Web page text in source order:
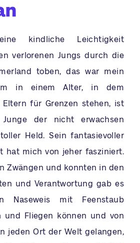
kindliche Leichtigkeit
verlorenen Jungs durch die
toben, das war mein
in einem Alter, in dem
Eltern für Grenzen stehen, ist
der nicht erwachsen
Held. Sein fantasievoller
hat mich von jeher fasziniert.
Zwängen und konnten in den
und Verantwortung gab es
Naseweis mit Feenstaub
und Fliegen können und von
jeden Ort der Welt gelangen,